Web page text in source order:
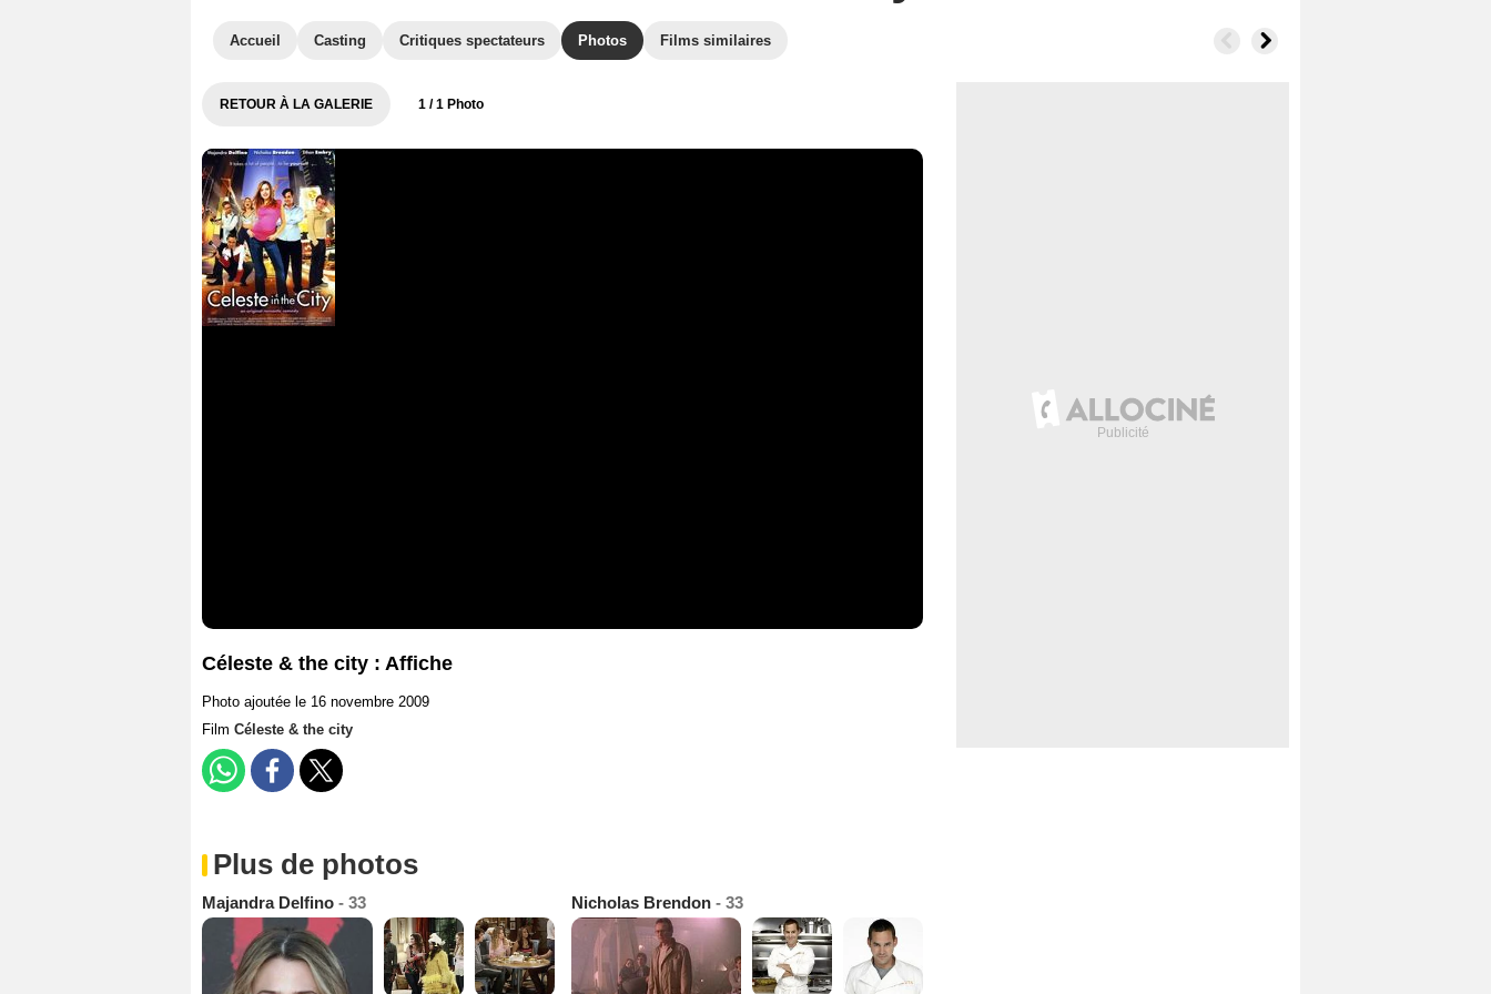
Accueil Casting Critiques spectateurs Photos Films similaires
RETOUR À LA GALERIE 1 / 1 Photo
Céleste & the city : Affiche
Photo ajoutée le 16 novembre 2009
Film Céleste & the city
Plus de photos
Majandra Delfino - 33 Nicholas Brendon - 33